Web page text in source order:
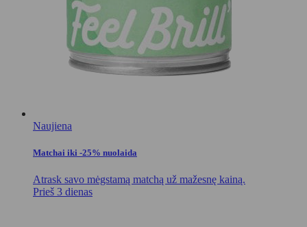
Naujiena
Matchai iki -25% nuolaida
Atrask savo mėgstamą matchą už mažesnę kainą.
Prieš 3 dienas